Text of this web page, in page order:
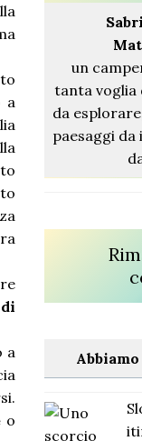
a
a
o
un
tanta voglia
da
paesaggi